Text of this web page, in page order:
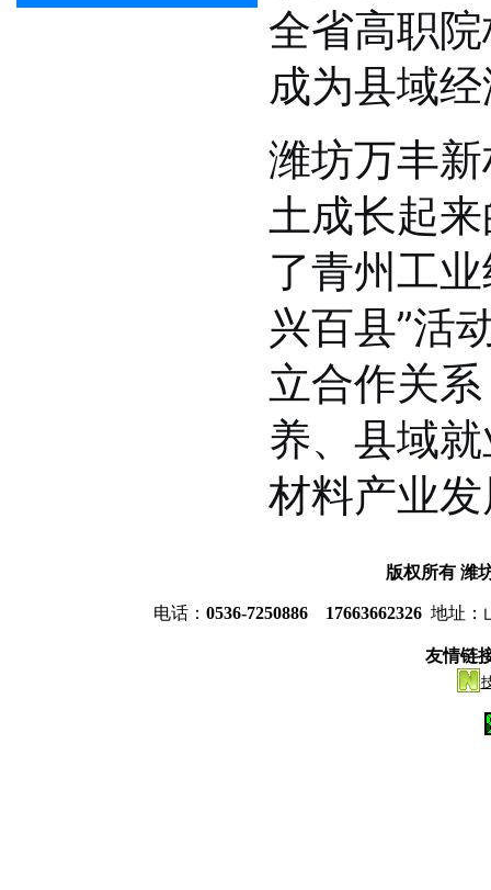
全省高职
成为县域
潍坊万丰
土成长起
了青州工
兴百县”活
立合作关
养、县域
材料产业
版权所有 潍
电话： 0536-7250886 17663662326 地址：
友情链